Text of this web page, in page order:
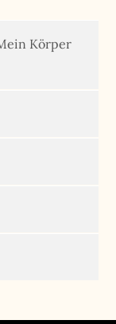
Körper